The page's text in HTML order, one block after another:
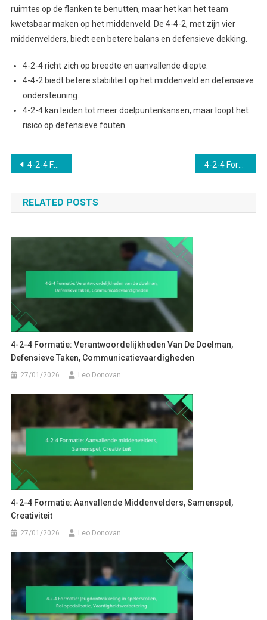
ruimtes op de flanken te benutten, maar het kan het team
kwetsbaar maken op het middenveld. De 4-4-2, met zijn vier
middenvelders, biedt een betere balans en defensieve dekking.
4-2-4 richt zich op breedte en aanvallende diepte.
4-4-2 biedt betere stabiliteit op het middenveld en defensieve
ondersteuning.
4-2-4 kan leiden tot meer doelpuntenkansen, maar loopt het
risico op defensieve fouten.
Post
navigation
4-2-4 Formatie Strategieën: Aanvalsstructuren, Defensieve opstelling, Overgangsplay 4-2-4 Formatie: Positiespel, Begrip van rollen, Dynamiek in teamwork
RELATED POSTS
4-2-4 Formatie: Verantwoordelijkheden Van De Doelman,
Defensieve Taken, Communicatievaardigheden
27/01/2026 Leo Donovan
4-2-4 Formatie: Aanvallende Middenvelders, Samenspel,
Creativiteit
27/01/2026 Leo Donovan